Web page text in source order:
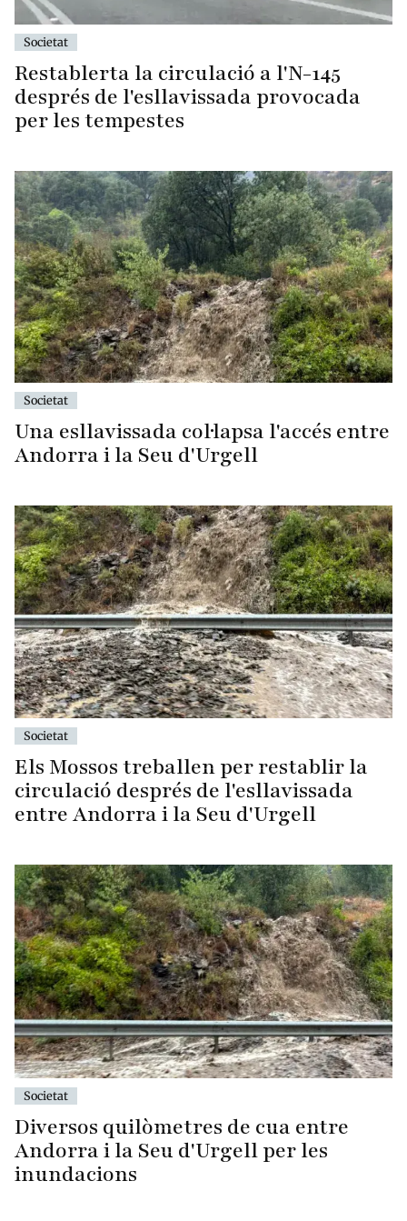
Societat
Restablerta la circulació a l'N-145
després de l'esllavissada provocada
per les tempestes
Societat
Una esllavissada col·lapsa l'accés entre
Andorra i la Seu d'Urgell
Societat
Els Mossos treballen per restablir la
circulació després de l'esllavissada
entre Andorra i la Seu d'Urgell
Societat
Diversos quilòmetres de cua entre
Andorra i la Seu d'Urgell per les
inundacions